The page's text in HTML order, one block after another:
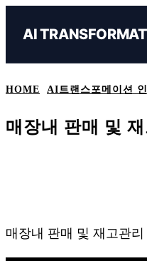
AI
HOME AI트랜스포메이션
매장내 판매 및
매장내 판매 및 재고관리